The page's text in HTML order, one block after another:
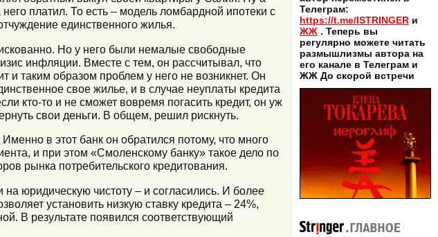
платил. То есть – модель ломбардной ипотеки с
единственного жилья.
Но у него были немалые свободные
инфляции. Вместе с тем, он рассчитывал, что
и таким образом проблем у него не возникнет. Он
свое жилье, и в случае неуплаты кредита
кто-то и не сможет вовремя погасить кредит, он уж
свои деньги. В общем, решил рискнуть.
в этот банк он обратился потому, что много
и при этом «Смоленскому банку» такое дело по
рынка потребительского кредитования.
юридическую чистоту – и согласились. И более
установить низкую ставку кредита – 24%,
В результате появился соответствующий
Телеграм:
https://t.me/ISTRINGER и
ЖЖ . Теперь вы
регулярно можете читать
размышлизмы автора на
его канале в Телеграм и
ЖЖ До скорой встречи